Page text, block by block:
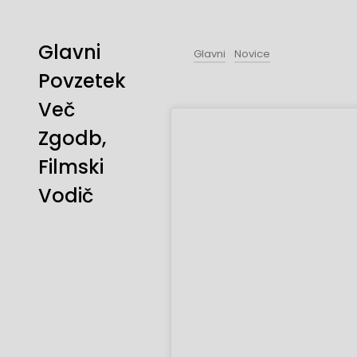
Glavni
Povzetek
Več
Zgodb,
Filmski
Vodič
Glavni Novice